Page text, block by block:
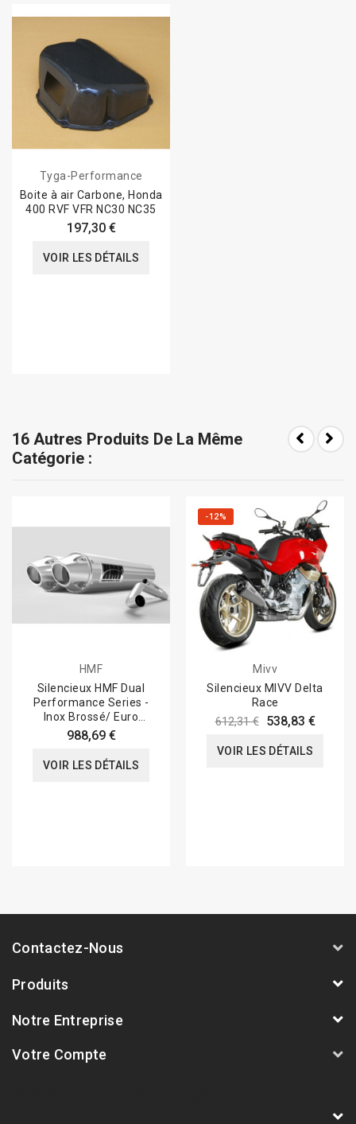
Tyga-Performance
Boite à air Carbone, Honda
400 RVF VFR NC30 NC35
197,30 €
VOIR LES DÉTAILS
16 Autres Produits De La Même
Catégorie :
HMF
Silencieux HMF Dual
Performance Series -
Inox Brossé/ Euro
Polaris RZR
988,69 €
VOIR LES DÉTAILS
-12%
Mivv
Silencieux MIVV Delta
Race
612,31 € 538,83 €
VOIR LES DÉTAILS
Contactez-Nous
Produits
Notre Entreprise
Votre Compte